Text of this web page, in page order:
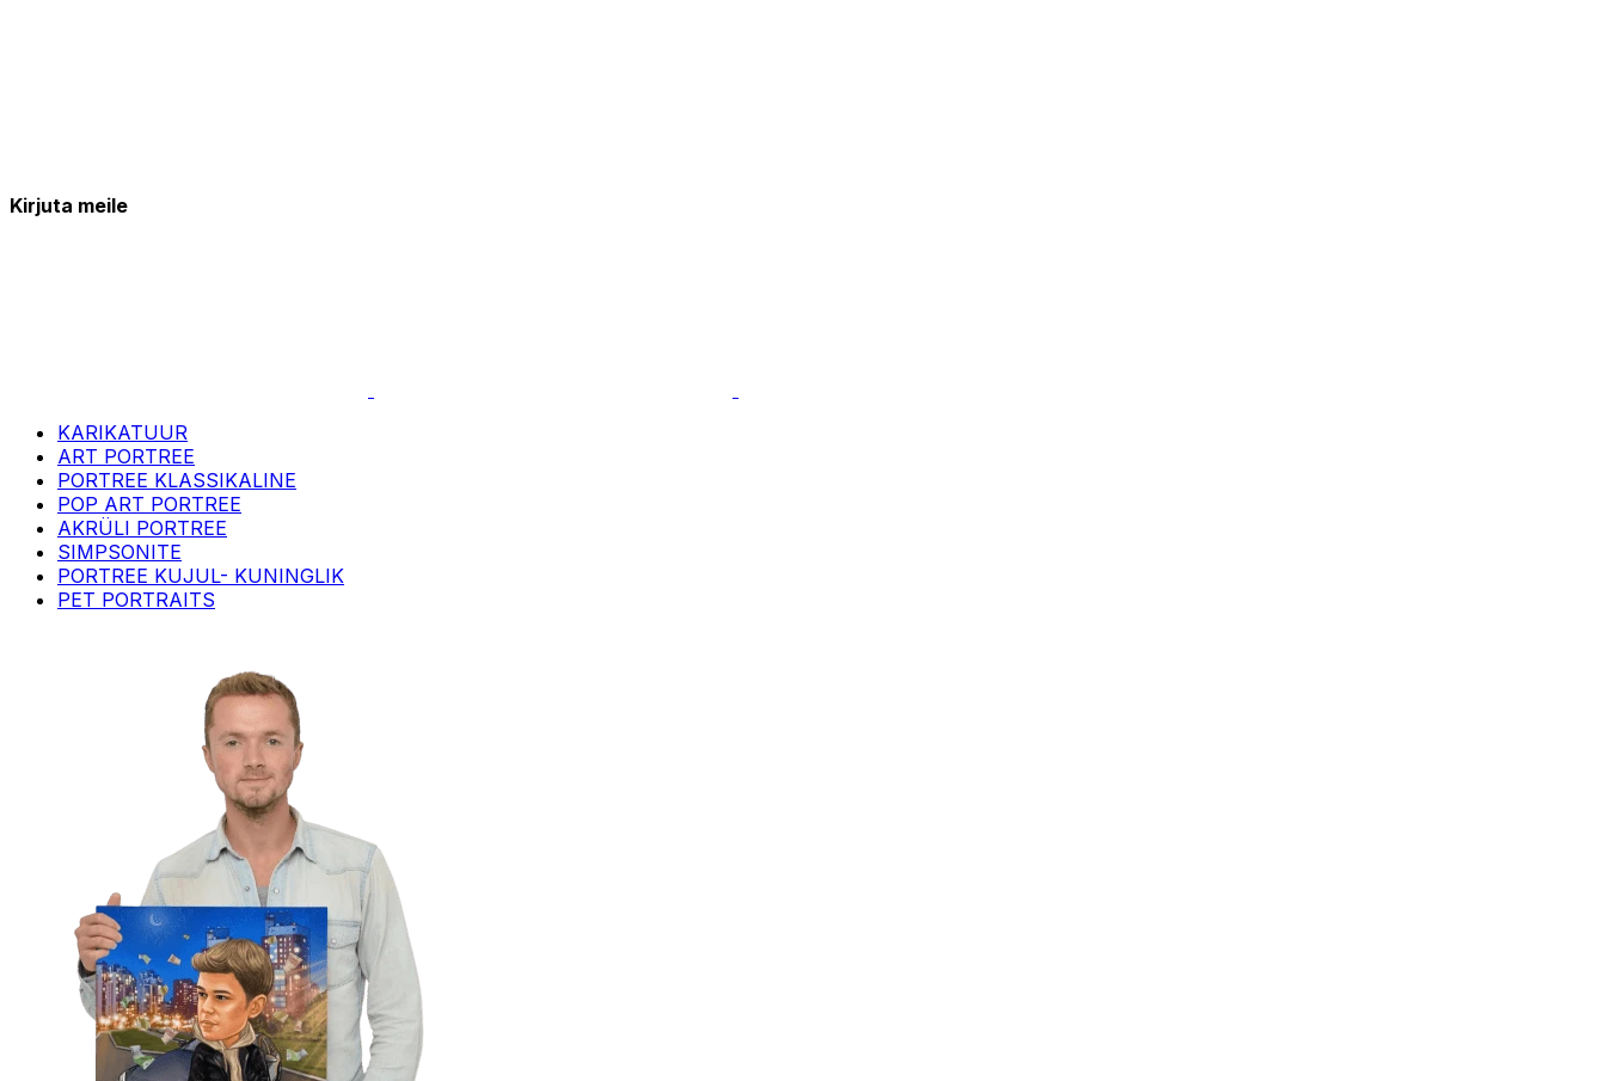
Kirjuta meile
KARIKATUUR
ART PORTREE
PORTREE KLASSIKALINE
POP ART PORTREE
AKRÜLI PORTREE
SIMPSONITE
PORTREE KUJUL- KUNINGLIK
PET PORTRAITS